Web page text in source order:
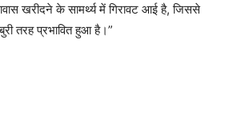
खरीदने के सामर्थ्य में गिरावट आई है, जिससे
तरह प्रभावित हुआ है।”